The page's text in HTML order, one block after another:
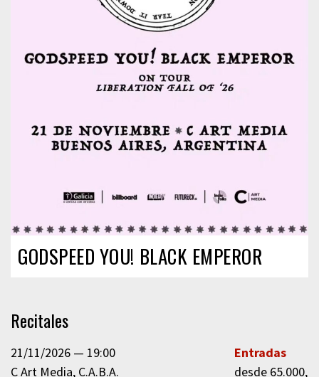
GODSPEED YOU! BLACK EMPEROR
Recitales
21/11/2026
19:00
C Art Media C.A.B.A.
Entradas
desde